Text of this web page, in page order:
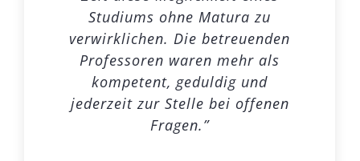
Studiums ohne Matura zu
verwirklichen. Die betreuenden
Professoren waren mehr als
kompetent, geduldig und
jederzeit zur Stelle bei offenen
Fragen.”
abwechslungsreich und
interessant abgehalten. Ich fühle
mich für mein kommendes
Studium sehr gut vorbereitet.”